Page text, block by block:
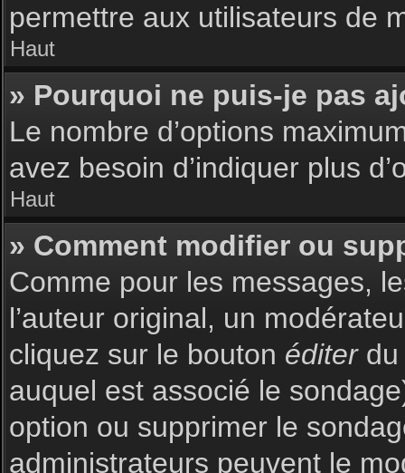
permettre aux utilisateurs de
Haut
» Pourquoi ne puis-je pas
Le nombre d’options
avez besoin d’indiquer plus
Haut
» Comment modifier ou
Comme pour les messages,
l’auteur original, un
cliquez sur le bouton éditerdu
auquel est associé le
option ou supprimer le
administrateurs peuvent le